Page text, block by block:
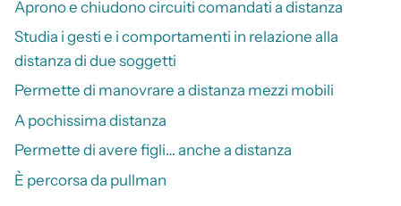
Aprono e chiudono circuiti comandati a distanza
Studia i gesti e i comportamenti in relazione alla
distanza di due soggetti
Permette di manovrare a distanza mezzi mobili
A pochissima distanza
Permette di avere figli… anche a distanza
È percorsa da pullman